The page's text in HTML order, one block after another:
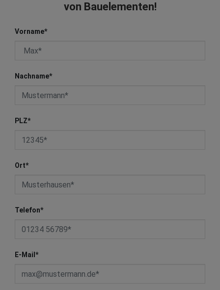
von Bauelementen!
Vorname*
Nachname*
PLZ*
Ort*
Telefon*
E-Mail *